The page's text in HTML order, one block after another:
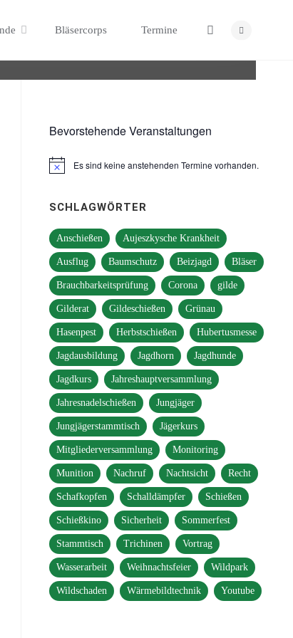
Bläsercorps Termine
Bevorstehende Veranstaltungen
HinweisEs sind keine anstehenden Termine vorhanden.
SCHLAGWÖRTER
Anschießen Aujeszkysche Krankheit
Ausflug Baumschutz Beizjagd Bläser
Brauchbarkeitsprüfung Corona gilde
Gilderat Gildeschießen Grünau
Hasenpest Herbstschießen Hubertusmesse
Jagdausbildung Jagdhorn Jagdhunde
Jagdkurs Jahreshauptversammlung
Jahresnadelschießen Jungjäger
Jungjägerstammtisch Jägerkurs
Mitgliederversammlung Monitoring
Munition Nachruf Nachtsicht Recht
Schafkopfen Schalldämpfer Schießen
Schießkino Sicherheit Sommerfest
Stammtisch Trichinen Vortrag
Wasserarbeit Weihnachtsfeier Wildpark
Wildschaden Wärmebildtechnik Youtube